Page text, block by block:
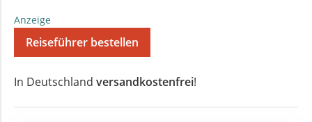
Anzeige
Reiseführer bestellen
In Deutschland versandkostenfrei!